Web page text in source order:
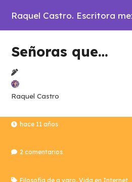
Raquel Castro. Escritora
Señoras que…
Raquel Castro
hace 11 años
2comentarios
Filosofía de a varo,Vida en Internet